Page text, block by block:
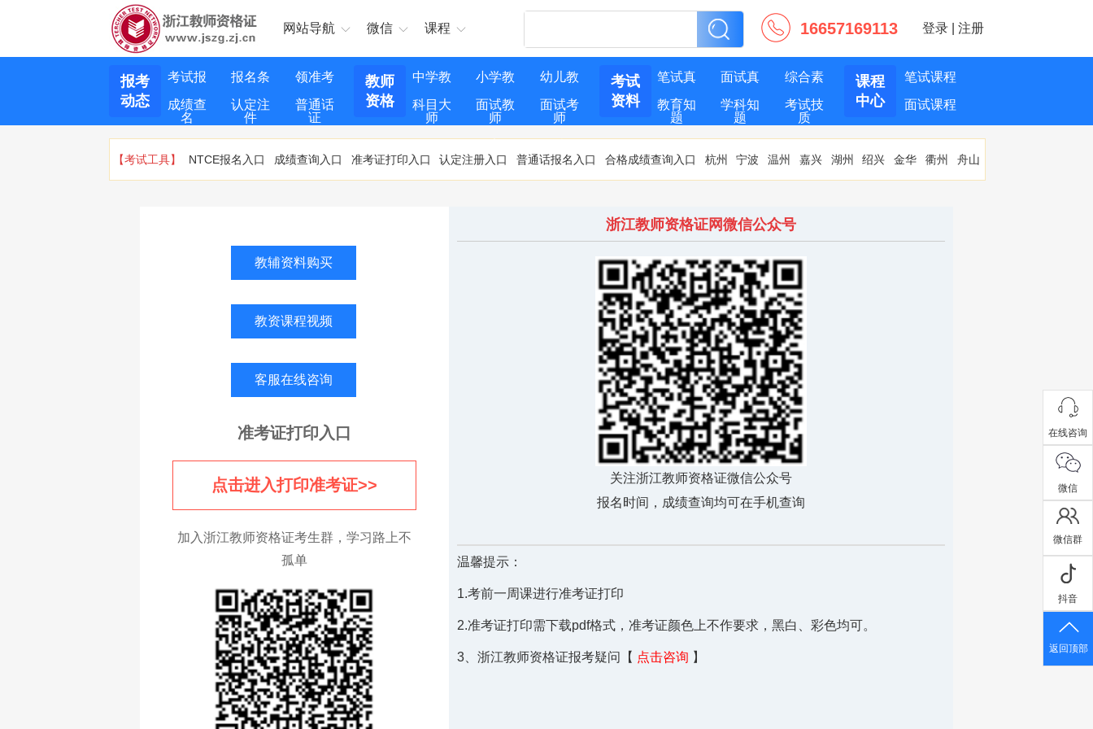
网站导航 微信 课程 16657169113 登录| 注册
报考
动态
考试报
名
报名条
件
领准考
证
成绩查 认定注 普通话
教师
资格
中学教
师
小学教
师
幼儿教
师
科目大 面试教 面试考
考试
资料
笔试真
题
面试真
题
综合素
质
教育知 学科知 考试技
课程
中心
笔试课程
面试课程
【考试工具】 NTCE报名入口 成绩查询入口 准考证打印入口 认定注册入口 普通话报名入口 合格成绩查询入口 杭州 宁波 温州 嘉兴 湖州 绍兴 金华 衢州 舟山
教辅资料购买
教资课程视频
客服在线咨询
准考证打印入口
点击进入打印准考证>>
加入浙江教师资格证考生群，学习路上不
孤单
浙江教师资格证网微信公众号
关注浙江教师资格证微信公众号
报名时间，成绩查询均可在手机查询
温馨提示：
1.考前一周课进行准考证打印
2.准考证打印需下载pdf格式，准考证颜色上不作要求，黑白、彩色均可。
3、浙江教师资格证报考疑问【 点击咨询 】
在线咨询
微信
微信群
抖音
返回顶部